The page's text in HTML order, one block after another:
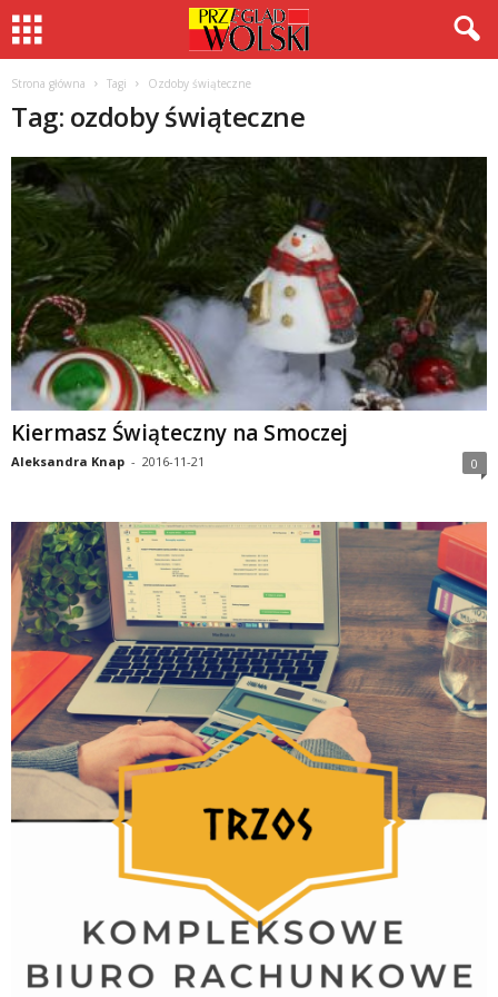
Strona główna Tagi Ozdoby świąteczne
Tag: ozdoby świąteczne
Kiermasz Świąteczny na Smoczej
Aleksandra Knap - 2016-11-21 0